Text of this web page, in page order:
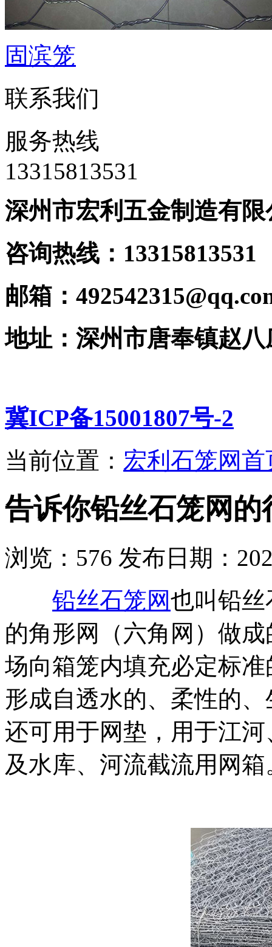
固滨笼
联系我们
服务热线
‭13315813531
深州市宏利五金制造有限
咨询热线：
邮箱：
地址：深州市唐奉镇赵
冀ICP备15001807号-2
当前位置： 宏利石笼网首
告诉你铅丝石笼网的
浏览： 576 发布日期：
铅丝石笼网也叫铅
的角形网（六角网）做
场向箱笼内填充必定标
形成自透水的、柔性的
还可用于网垫，用于江
及水库、河流截流用网箱